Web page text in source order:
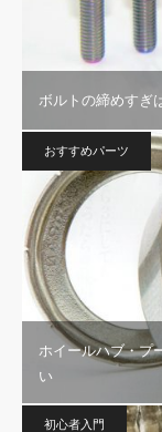
ボルトの締めすぎ
おすすめパーツ
ホイールハブ・プ
い
初心者入門